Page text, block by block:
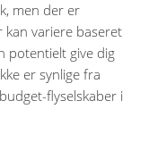
men der er
kan variere baseret
potentielt give dig
er synlige fra
flyselskaber i